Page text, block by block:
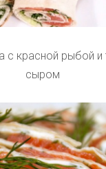
с красной рыбой
сыром